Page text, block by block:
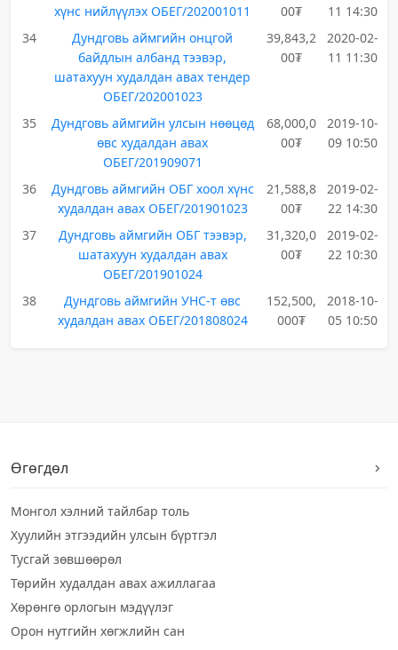
хүнс нийлүүлэх ОБЕГ/202001011
00₮
11 14:30
34
Дундговь аймгийн онцгой
байдлын албанд тээвэр,
шатахуун худалдан авах тендер
ОБЕГ/202001023
39,843,2
00₮
2020-02-
11 11:30
35
Дундговь аймгийн улсын нөөцөд
өвс худалдан авах
ОБЕГ/201909071
68,000,0
00₮
2019-10-
09 10:50
36
Дундговь аймгийн ОБГ хоол хүнс
худалдан авах ОБЕГ/201901023
21,588,8
00₮
2019-02-
22 14:30
37
Дундговь аймгийн ОБГ тээвэр,
шатахуун худалдан авах
ОБЕГ/201901024
31,320,0
00₮
2019-02-
22 10:30
38
Дундговь аймгийн УНС-т өвс
худалдан авах ОБЕГ/201808024
152,500,
000₮
2018-10-
05 10:50
Өгөгдөл
Монгол хэлний тайлбар толь
Хуулийн этгээдийн улсын бүртгэл
Тусгай зөвшөөрөл
Төрийн худалдан авах ажиллагаа
Хөрөнгө орлогын мэдүүлэг
Орон нутгийн хөгжлийн сан